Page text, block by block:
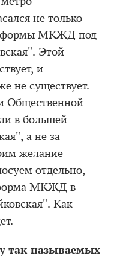
не только
МКЖД под
Этой
и
не существует.
Общественной
в большей
а не за
желание
отдельно,
МКЖД в
Как
так называемых